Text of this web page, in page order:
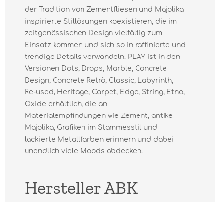
der Tradition von Zementfliesen und Majolika
inspirierte Stillösungen koexistieren, die im
zeitgenössischen Design vielfältig zum
Einsatz kommen und sich so in raffinierte und
trendige Details verwandeln. PLAY ist in den
Versionen Dots, Drops, Marble, Concrete
Design, Concrete Retrò, Classic, Labyrinth,
Re-used, Heritage, Carpet, Edge, String, Etno,
Oxide erhältlich, die an
Materialempfindungen wie Zement, antike
Majolika, Grafiken im Stammesstil und
lackierte Metallfarben erinnern und dabei
unendlich viele Moods abdecken.
Hersteller ABK